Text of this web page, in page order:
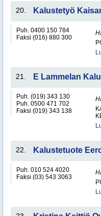
20. Kalustetyö
Puh. 0400 150 784
Faksi (016) 880 300
21. E Lammelan
Puh. (019) 343 130
Puh. 0500 471 702
Faksi (019) 343 138
22. Kalustetuote
Puh. 010 524 4020
Faksi (03) 543 3063